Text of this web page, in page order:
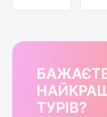
ТУРІВ?